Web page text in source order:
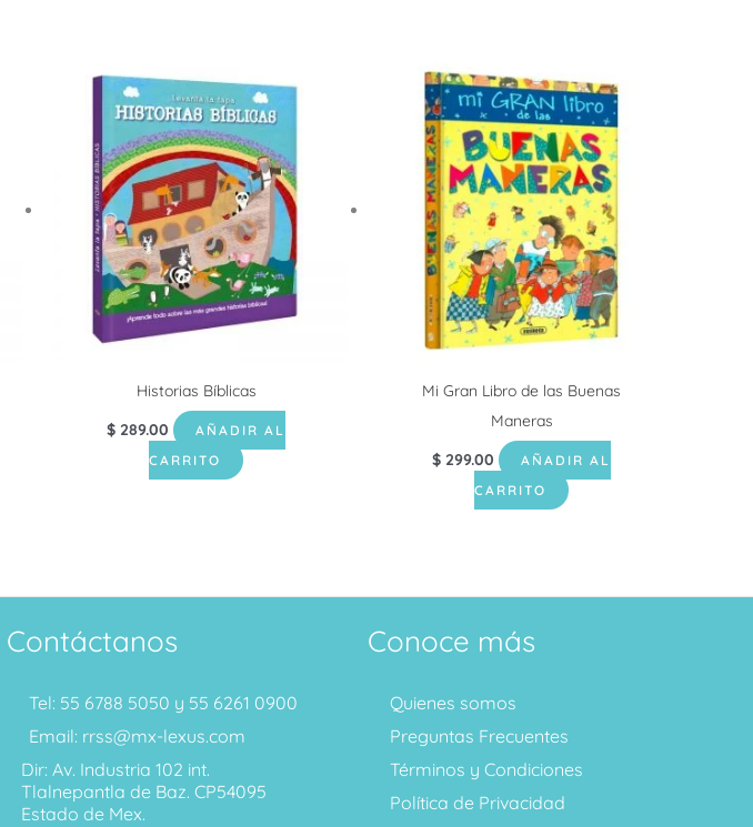
Historias Bíblicas
$ 289.00
AÑADIR AL
CARRITO
Mi Gran Libro de las Buenas
Maneras
$ 299.00
AÑADIR AL
CARRITO
Contáctanos
Tel: 55 6788 5050 y 55 6261 0900
Email: rrss@mx-lexus.com
Dir: Av. Industria 102 int.
Tlalnepantla de Baz. CP54095
Estado de Mex.
Conoce más
Quienes somos
Preguntas Frecuentes
Términos y Condiciones
Política de Privacidad